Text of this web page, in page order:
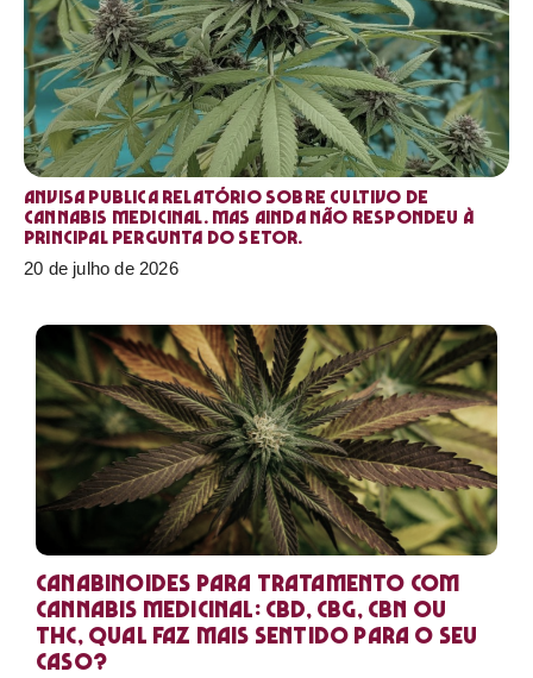
Anvisa publica relatório sobre cultivo de
Cannabis medicinal. Mas ainda não respondeu à
principal pergunta do setor.
20 de julho de 2026
Canabinoides para tratamento com
cannabis medicinal: CBD, CBG, CBN ou
THC, qual faz mais sentido para o seu
caso?